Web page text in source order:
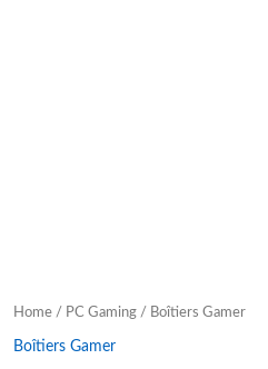
Home / PC Gaming / Boîtiers Gamer
Boîtiers Gamer